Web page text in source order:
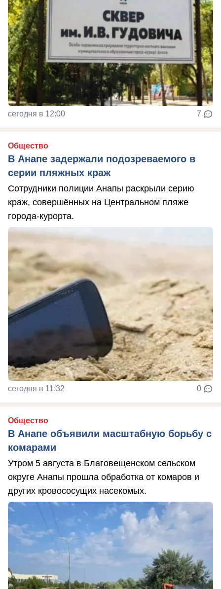
сегодня в 12:00 7
Общество
В Анапе задержали подозреваемого в
серии пляжных краж
Сотрудники полиции Анапы раскрыли серию
краж, совершённых на Центральном пляже
города-курорта.
сегодня в 11:32 0
Общество
В Анапе объявили масштабную борьбу с
комарами
Утром 5 августа в Благовещенском сельском
округе Анапы прошла обработка от комаров и
других кровососущих насекомых.